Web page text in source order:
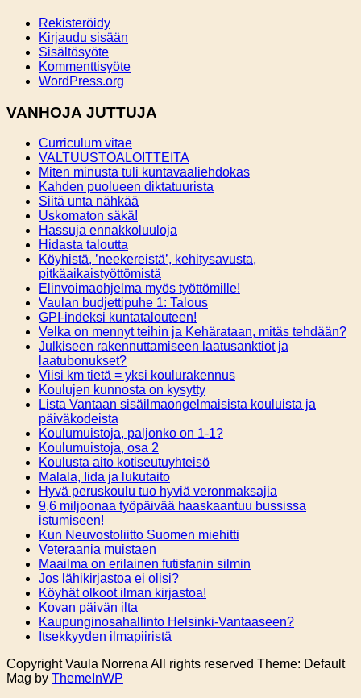
Rekisteröidy
Kirjaudu sisään
Sisältösyöte
Kommenttisyöte
WordPress.org
VANHOJA JUTTUJA
Curriculum vitae
VALTUUSTOALOITTEITA
Miten minusta tuli kuntavaaliehdokas
Kahden puolueen diktatuurista
Siitä unta nähkää
Uskomaton säkä!
Hassuja ennakkoluuloja
Hidasta taloutta
Köyhistä, ’neekereistä’, kehitysavusta,
pitkäaikaistyöttömistä
Elinvoimaohjelma myös työttömille!
Vaulan budjettipuhe 1: Talous
GPI-indeksi kuntatalouteen!
Velka on mennyt teihin ja Kehärataan, mitäs tehdään?
Julkiseen rakennuttamiseen laatusanktiot ja
laatubonukset?
Viisi km tietä = yksi koulurakennus
Koulujen kunnosta on kysytty
Lista Vantaan sisäilmaongelmaisista kouluista ja
päiväkodeista
Koulumuistoja, paljonko on 1-1?
Koulumuistoja, osa 2
Koulusta aito kotiseutuyhteisö
Malala, Iida ja lukutaito
Hyvä peruskoulu tuo hyviä veronmaksajia
9,6 miljoonaa työpäivää haaskaantuu bussissa
istumiseen!
Kun Neuvostoliitto Suomen miehitti
Veteraania muistaen
Maailma on erilainen futisfanin silmin
Jos lähikirjastoa ei olisi?
Köyhät olkoot ilman kirjastoa!
Kovan päivän ilta
Kaupunginosahallinto Helsinki-Vantaaseen?
Itsekkyyden ilmapiiristä
Copyright Vaula Norrena All rights reserved Theme: Default
Mag by ThemeInWP